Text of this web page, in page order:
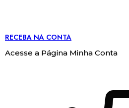
RECEBA NA CONTA
Acesse a Página Minha Conta